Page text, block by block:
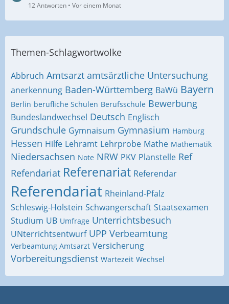
12 Antworten Vor einem Monat
Themen-Schlagwortwolke
Abbruch Amtsarzt amtsärztliche Untersuchung
anerkennung Baden-Württemberg BaWü Bayern
Berlin berufliche Schulen Berufsschule Bewerbung
Bundeslandwechsel Deutsch Englisch
Grundschule Gymnaisum Gymnasium Hamburg
Hessen Hilfe Lehramt Lehrprobe Mathe Mathematik
Niedersachsen Note NRW PKV Planstelle Ref
Refendariat Referenariat Referendar
Referendariat Rheinland-Pfalz
Schleswig-Holstein Schwangerschaft Staatsexamen
Studium UB Umfrage Unterrichtsbesuch
UNterrichtsentwurf UPP Verbeamtung
Verbeamtung Amtsarzt Versicherung
Vorbereitungsdienst Wartezeit Wechsel